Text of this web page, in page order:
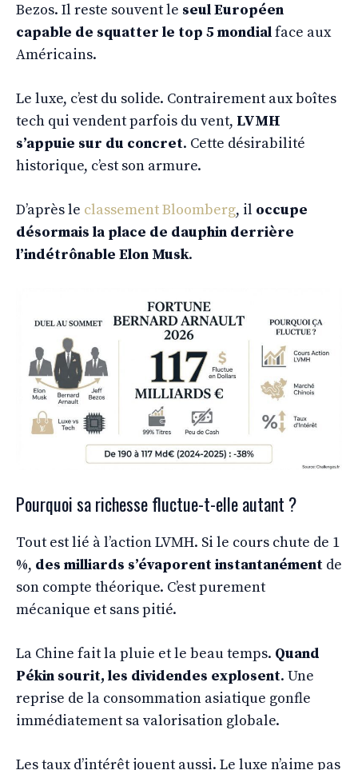
Bezos. Il reste souvent le seul Européen
capable de squatter le top 5 mondialface aux
Américains.
Le luxe, c’est du solide. Contrairement aux boîtes
tech qui vendent parfois du vent, LVMH
s’appuie sur du concret. Cette désirabilité
historique, c’est son armure.
D’après le classement Bloomberg, il occupe
désormais la place de dauphin derrière
l’indétrônable Elon Musk.
Pourquoi sa richesse fluctue-t-elle autant ?
Tout est lié à l’action LVMH. Si le cours chute de 1
%, des milliards s’évaporent instantanément de
son compte théorique. C’est purement
mécanique et sans pitié.
La Chine fait la pluie et le beau temps. Quand
Pékin sourit, les dividendes explosent. Une
reprise de la consommation asiatique gonfle
immédiatement sa valorisation globale.
Les taux d’intérêt jouent aussi. Le luxe n’aime pas